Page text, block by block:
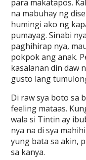
para makatapos.
na mabuhay ng
humingi ako ng
pumayag. Sinabi
paghihirap nya,
pokpok ang anak.
kasalanan din daw
gusto lang
Di raw sya boto sa
feeling mataas.
wala si Tintin ay
nya na di sya
yung bata sa akin,
sa kanya.